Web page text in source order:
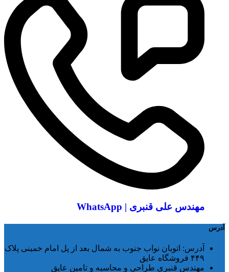
مهندس علی قنبری | WhatsApp
آدرس
آدرس: اتوبان نواب جنوب به شمال بعد از پل امام خمینی پلاک
۴۴۹ فروشگاه عایق
مهندس قنبری طراحی و محاسبه و تامین عایق